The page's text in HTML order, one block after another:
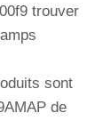
trouver
sont
de